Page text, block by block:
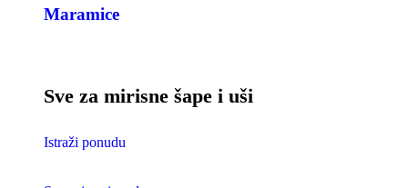
Maramice
Sve za mirisne šape i uši
Istraži ponudu